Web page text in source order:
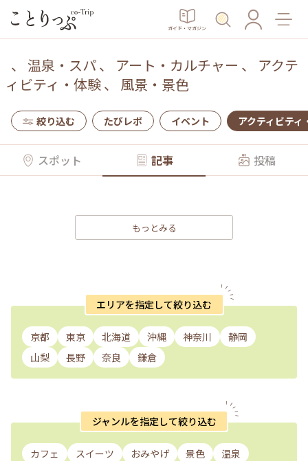
ガイド・マガジン
、 温泉・スパ、 アート・カルチャー 、 アクテ
ィビティ・体験、 風景・景色
絞り込む たびレポ イベント アクティビティ
スポット 記事 投稿
もっとみる
エリアを指定して絞り込む
京都 東京 北海道 沖縄 神奈川
静岡
山梨
長野 奈良 鎌倉
ジャンルを指定して絞り込む
カフェ スイーツ おみやげ 景色
温泉